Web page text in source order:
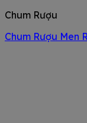
Chum Rượu
Chum Rượu Men